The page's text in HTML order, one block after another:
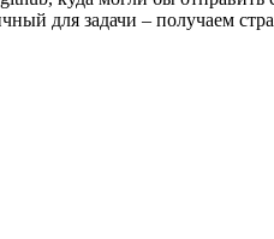
для задачи – получаем